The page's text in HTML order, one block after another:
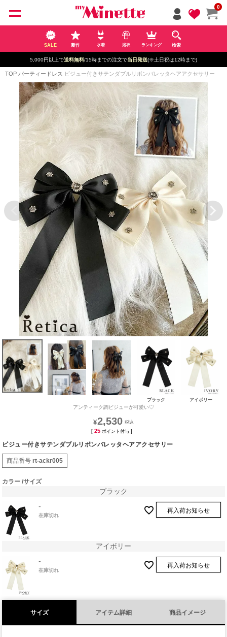
0
SALE 新作 水着 浴衣 ランキング 検索
5,000円以上で送料無料/15時までの注文で当日発送(※土日祝は12時まで)
TOP パーティードレス ビジュー付きサテンダブルリボンバレッタヘアアクセサリー
ブラック アイボリー
アンティーク調ビジューが可愛い♡
¥2,530
[ 25 ポイント付与 ]
ビジュー付きサテンダブルリボンバレッタヘアアクセサリー
商品番号 rt-ackr005
カラー サイズ
ブラック
-
在庫切れ
再入荷お知らせ
アイボリー
-
在庫切れ
再入荷お知らせ
サイズ アイテム詳細 商品イメージ
ペー
ジト
ップ